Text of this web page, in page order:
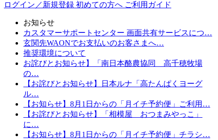
ログイン／新規登録 初めての方へ ご利用ガイド
お知らせ
カスタマーサポートセンター 画面共有サービスにつ…
玄関先WAONでお支払いのお客さまへ…
推奨環境について
お詫びとお知らせ】「南日本酪農協同 高千穂牧場
の…
【お詫びとお知らせ】日本ルナ「高たんぱくヨーグ
ル…
【お知らせ】8月1日からの「月イチ予約便」ご利用…
【お詫びとお知らせ】「相模屋 おつまみやっこ」
に…
【お知らせ】8月1日からの「月イチ予約便」チラシ…